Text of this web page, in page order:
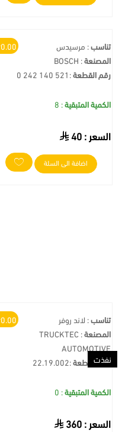
0.00 تناسب: مرسيدس
المصنعة: BOSCH
رقم القطعة:
0 242 140 521
الكمية المتبقية: 8
السعر : 40
اضافة الى السلة
نفذت
0.00 تناسب: لاند روفر
المصنعة : TRUCKTEC
AUTOMOTIVE
رقم القطعة:
22.19.002
الكمية المتبقية: 0
السعر : 360